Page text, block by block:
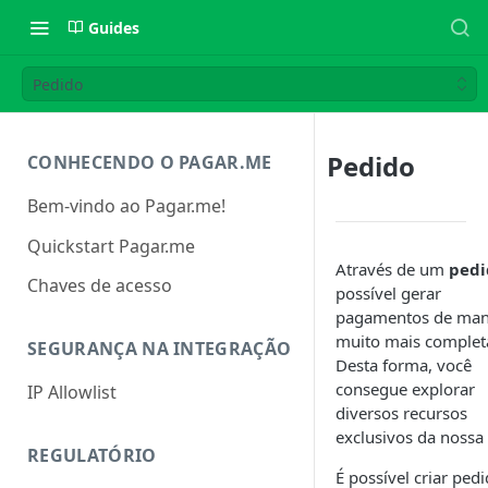
Guides
Pedido
CONHECENDO O PAGAR.ME
Bem-vindo ao Pagar.me!
Quickstart Pagar.me
Chaves de acesso
SEGURANÇA NA INTEGRAÇÃO
IP Allowlist
REGULATÓRIO
Pedido
Através de um
possível gerar
pagamentos de
muito mais
Desta forma, você
consegue explorar
diversos recursos
exclusivos da nossa
É possível criar